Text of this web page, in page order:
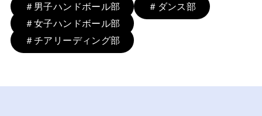
＃男子ハンドボール部
＃ダンス部
＃女子ハンドボール部
＃チアリーディング部